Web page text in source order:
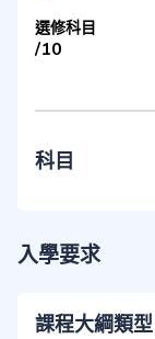
選修科目
/10
科目
入學要求
課程大綱類型